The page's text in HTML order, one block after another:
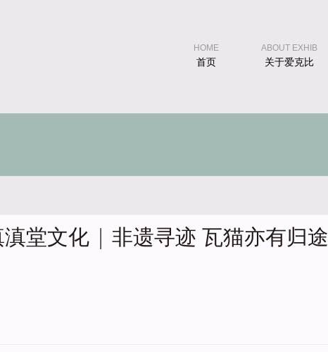
HOME
首页
ABOUT EXHIB
关于爱克比
堂文化 | 非遗寻迹 瓦猫亦有归途